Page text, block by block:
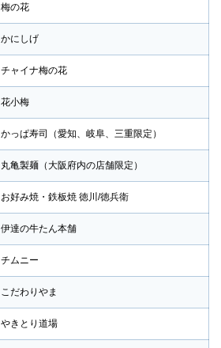
梅の花
かにしげ
チャイナ梅の花
花小梅
かっぱ寿司（愛知、岐阜、三重限定）
丸亀製麺（大阪府内の店舗限定）
お好み焼・鉄板焼 徳川/徳兵衛
伊達の牛たん本舗
チムニー
こだわりやま
やきとり道場